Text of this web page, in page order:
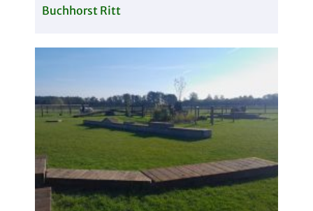
Buchhorst Ritt